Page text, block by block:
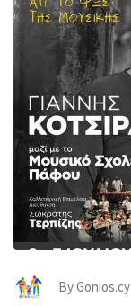
ByGonios.cy